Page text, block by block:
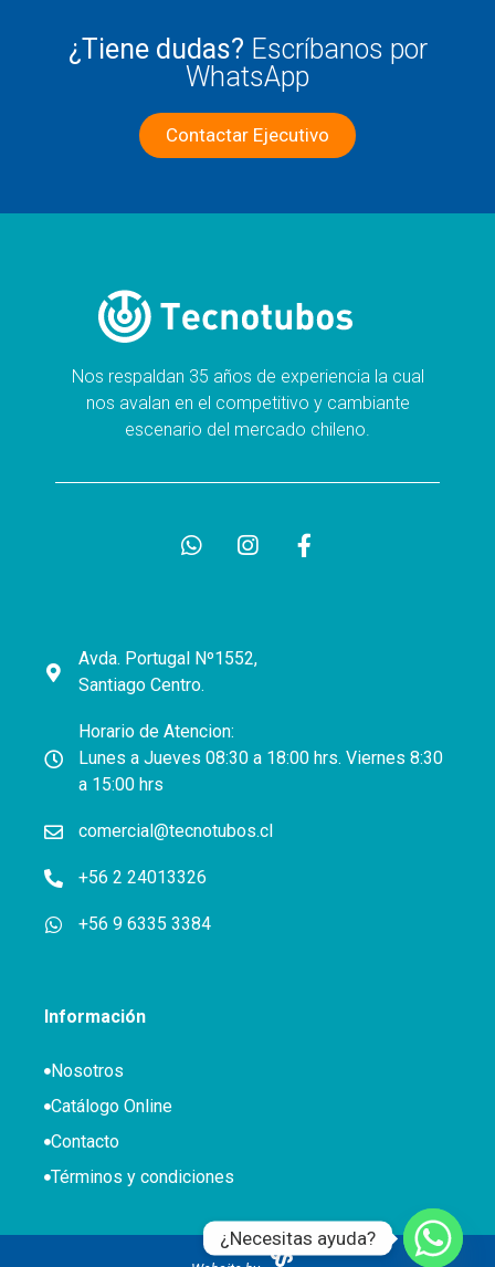
¿Tiene dudas? Escríbanos por
WhatsApp
Contactar Ejecutivo
Nos respaldan 35 años de experiencia la cual
nos avalan en el competitivo y cambiante
escenario del mercado chileno.
Avda. Portugal Nº1552,
Santiago Centro.
Horario de Atencion:
Lunes a Jueves 08:30 a 18:00 hrs. Viernes 8:30
a 15:00 hrs
comercial@tecnotubos.cl
+56 2 24013326
+56 9 6335 3384
Información
Nosotros
Catálogo Online
Contacto
Términos y condiciones
¿Necesitas ayuda?